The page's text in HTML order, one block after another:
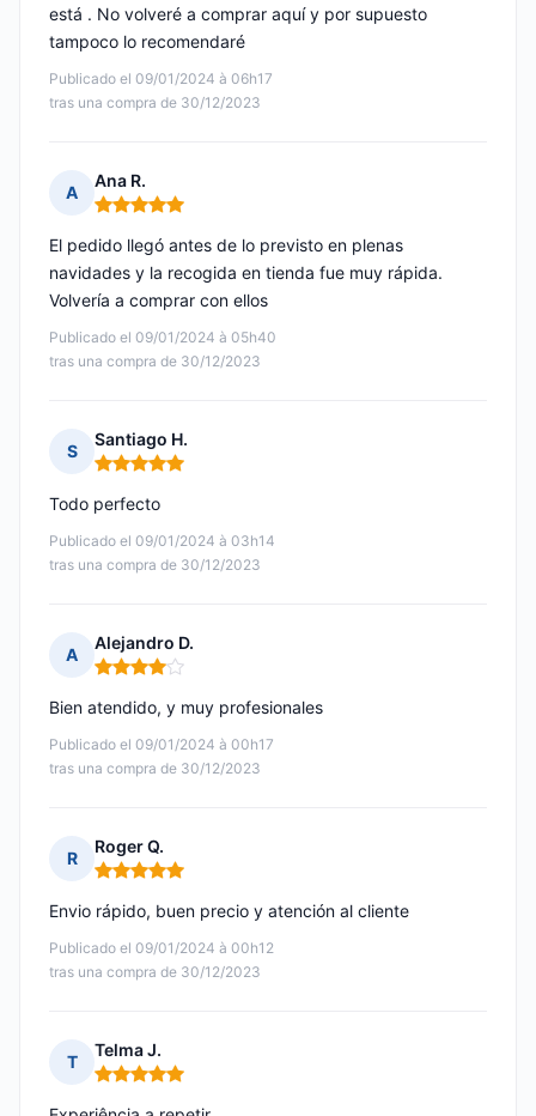
Publicado el 09/01/2024 à 06h17
tras una compra de 30/12/2023
está . No volveré a comprar aquí y por supuesto
tampoco lo recomendaré
A
Ana R.
Nota: 5 de 5
Publicado el 09/01/2024 à 05h40
tras una compra de 30/12/2023
El pedido llegó antes de lo previsto en plenas
navidades y la recogida en tienda fue muy rápida.
Volvería a comprar con ellos
S
Santiago H.
Nota: 5 de 5
Publicado el 09/01/2024 à 03h14
tras una compra de 30/12/2023
Todo perfecto
A
Alejandro D.
Nota: 4 de 5
Publicado el 09/01/2024 à 00h17
tras una compra de 30/12/2023
Bien atendido, y muy profesionales
R
Roger Q.
Nota: 5 de 5
Publicado el 09/01/2024 à 00h12
tras una compra de 30/12/2023
Envio rápido, buen precio y atención al cliente
T
Telma J.
Nota: 5 de 5